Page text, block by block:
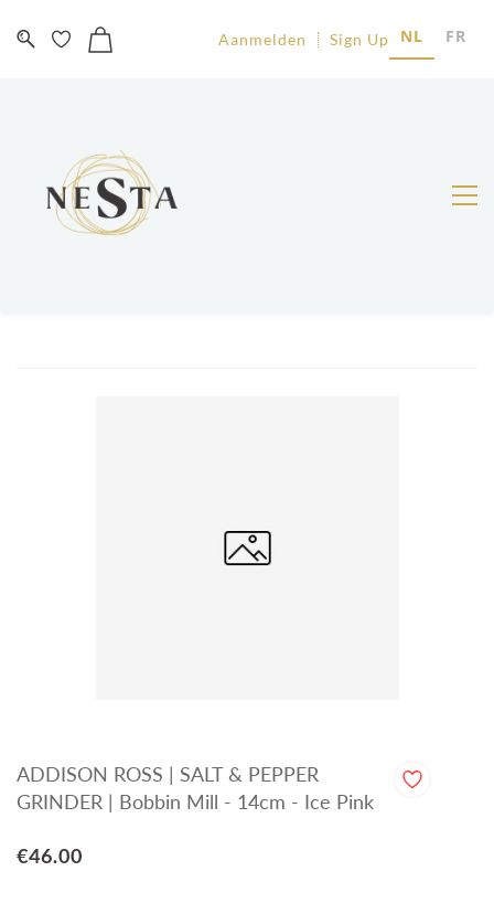
Aanmelden Sign Up NL FR
ADDISON ROSS | SALT & PEPPER
GRINDER | Bobbin Mill - 14cm - Ice Pink
€46.00